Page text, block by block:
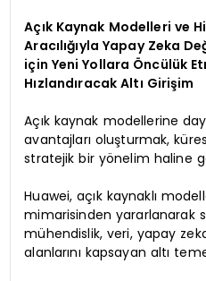
Açık Kaynak Modelleri ve
Aracılığıyla Yapay Zeka
için Yeni Yollara Öncülük
Hızlandıracak Altı Girişim
Açık kaynak modellerine
avantajları oluşturmak,
stratejik bir yönelim haline
Huawei, açık kaynaklı
mimarisinden yararlanarak
mühendislik, veri, yapay
alanlarını kapsayan altı